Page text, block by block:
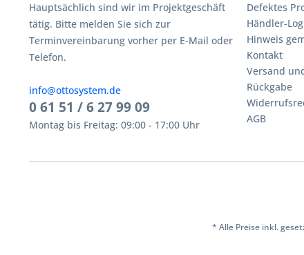
Hauptsächlich sind wir im Projektgeschäft
tätig. Bitte melden Sie sich zur
Terminvereinbarung vorher per E-Mail oder
Telefon.
info@ottosystem.de
0 61 51 / 6 27 99 09
Montag bis Freitag: 09:00 - 17:00 Uhr
Defektes
Händler-
Hinweis
Kontakt
Versand
Rückgabe
AGB
* Alle Preise inkl.